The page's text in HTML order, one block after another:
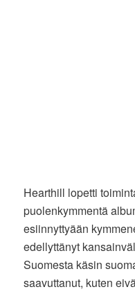
Hearthill lopetti
puolenkymmentä
esiinnyttyään
edellyttänyt
Suomesta käsin
saavuttanut, kuten